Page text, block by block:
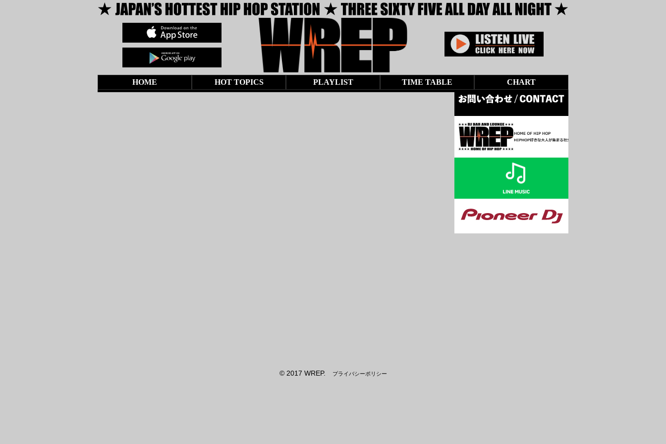
HOME HOT TOPICS PLAYLIST TIME TABLE CHART
© 2017 WREP. プライバシーポリシー